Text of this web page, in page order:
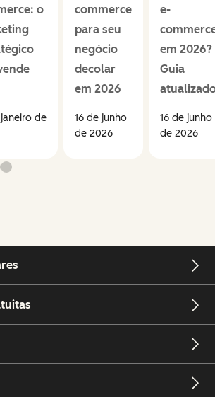
o
de
commerce
para seu
negócio
decolar
em 2026
16 de junho
de 2026
e-
em 2026?
Guia
16 de junho
de 2026